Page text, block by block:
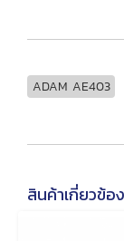
ADAM AE403
สินค้าเกี่ยวข้อง